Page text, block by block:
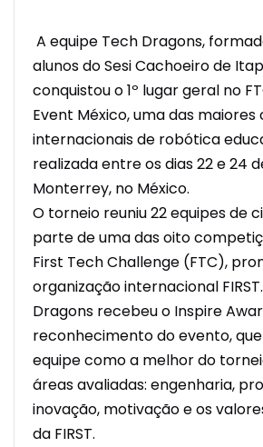
A equipe Tech Dragons,
alunos do Sesi Cachoeiro de
conquistou o 1º lugar geral no
Event México, uma das
internacionais de robótica
realizada entre os dias 22 e 24
Monterrey, no México.
O torneio reuniu 22 equipes de
parte de uma das oito
First Tech Challenge (FTC),
organização internacional
Dragons recebeu o Inspire
reconhecimento do evento,
equipe como a melhor do
áreas avaliadas: engenharia,
inovação, motivação e os
da FIRST.